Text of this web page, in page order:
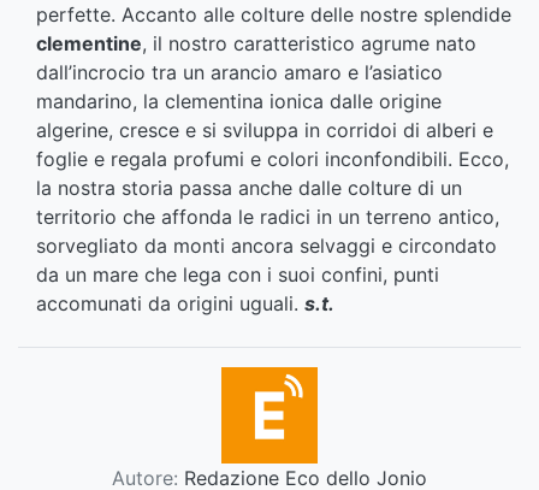
perfette. Accanto alle colture delle nostre splendide
clementine, il nostro caratteristico agrume nato
dall’incrocio tra un arancio amaro e l’asiatico
mandarino, la clementina ionica dalle origine
algerine, cresce e si sviluppa in corridoi di alberi e
foglie e regala profumi e colori inconfondibili. Ecco,
la nostra storia passa anche dalle colture di un
territorio che affonda le radici in un terreno antico,
sorvegliato da monti ancora selvaggi e circondato
da un mare che lega con i suoi confini, punti
accomunati da origini uguali. s.t.
Autore: Redazione Eco dello Jonio